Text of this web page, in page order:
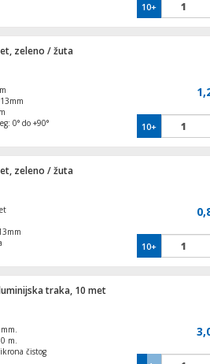
10+
zeleno / žuta
0° do +90°
10+
zeleno / žuta
10+
traka, 10 met
m.
čistog
Reflektor LED sa solarnim panelom,
pokreta, 300lm